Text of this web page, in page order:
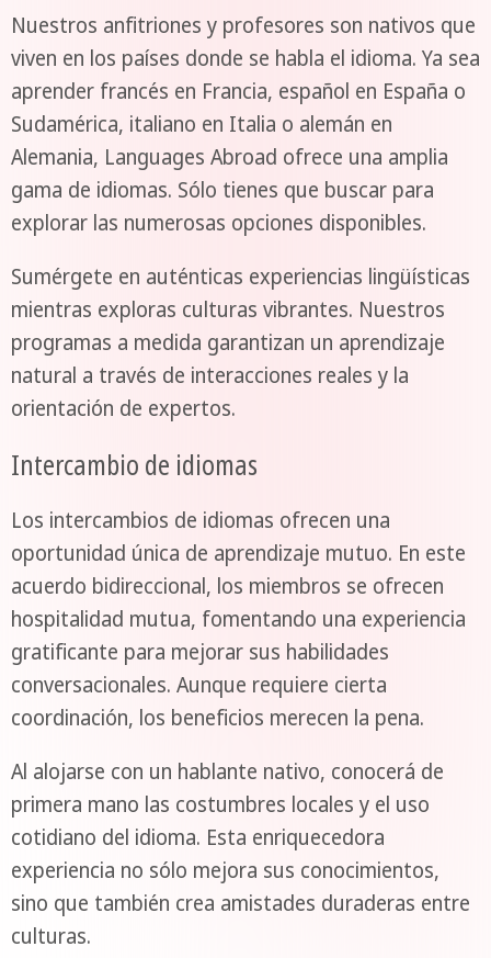
Nuestros anfitriones y profesores son nativos que
viven en los países donde se habla el idioma. Ya sea
aprender francés en Francia, español en España o
Sudamérica, italiano en Italia o alemán en
Alemania, Languages Abroad ofrece una amplia
gama de idiomas. Sólo tienes que buscar para
explorar las numerosas opciones disponibles.
Sumérgete en auténticas experiencias lingüísticas
mientras exploras culturas vibrantes. Nuestros
programas a medida garantizan un aprendizaje
natural a través de interacciones reales y la
orientación de expertos.
Intercambio de idiomas
Los intercambios de idiomas ofrecen una
oportunidad única de aprendizaje mutuo. En este
acuerdo bidireccional, los miembros se ofrecen
hospitalidad mutua, fomentando una experiencia
gratificante para mejorar sus habilidades
conversacionales. Aunque requiere cierta
coordinación, los beneficios merecen la pena.
Al alojarse con un hablante nativo, conocerá de
primera mano las costumbres locales y el uso
cotidiano del idioma. Esta enriquecedora
experiencia no sólo mejora sus conocimientos,
sino que también crea amistades duraderas entre
culturas.